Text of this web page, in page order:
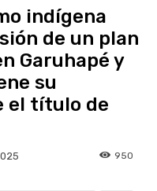
indígena
de un plan
Garuhapé y
su
el título de
950